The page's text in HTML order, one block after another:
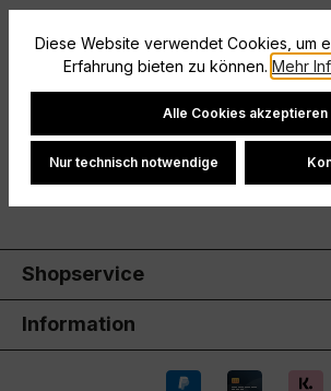
Kinder und Teens verpasst du
angesagten Fußballstyle. Es ist…
Bewertungen
Shopservice
Information
Diese Website verwendet Cookies, um
Erfahrung bieten zu können. Mehr
Cookie-Einstellungen
Alle Cookies akzeptieren
Nur technisch notwendige